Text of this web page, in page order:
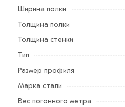
Балка двутавровая 14 – с
методом горячей прокатки
Двутавр применяется в:
Частном домостроении;
На коммерческих объектах;
Промышленных
Ширина полки
Толщина полки
Толщина стенки
Тип
Размер профиля
Марка стали
Вес погонного метра